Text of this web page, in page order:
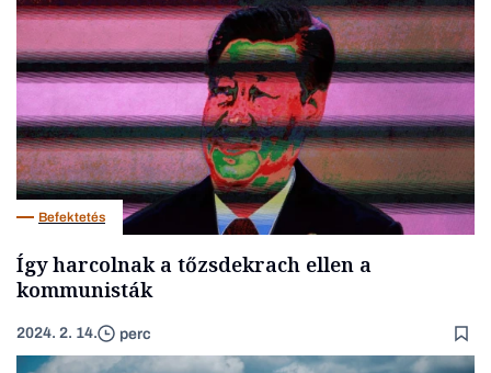
Befektetés
Így harcolnak a tőzsdekrach ellen a
kommunisták
2024. 2. 14. perc